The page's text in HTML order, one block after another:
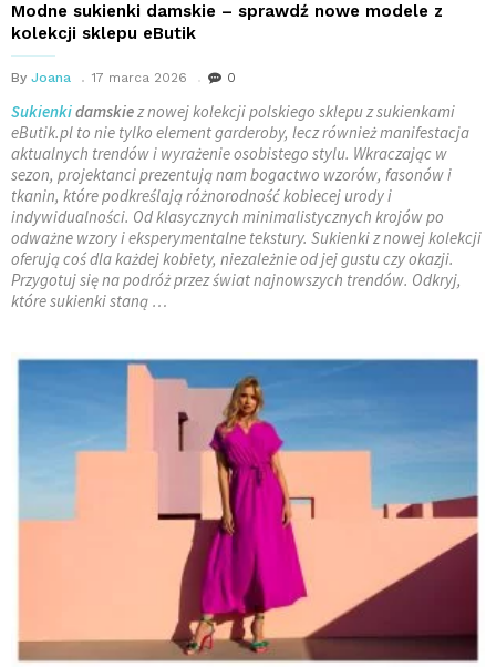
Modne sukienki damskie – sprawdź nowe modele z
kolekcji sklepu eButik
By Joana 17 marca 2026 0
Sukienkidamskiez nowej kolekcji polskiego sklepu z sukienkami
eButik.pl to nie tylko element garderoby, lecz również manifestacja
aktualnych trendów i wyrażenie osobistego stylu. Wkraczając w
sezon, projektanci prezentują nam bogactwo wzorów, fasonów i
tkanin, które podkreślają różnorodność kobiecej urody i
indywidualności. Od klasycznych minimalistycznych krojów po
odważne wzory i eksperymentalne tekstury. Sukienki z nowej kolekcji
oferują coś dla każdej kobiety, niezależnie od jej gustu czy okazji.
Przygotuj się na podróż przez świat najnowszych trendów. Odkryj,
które sukienki staną …